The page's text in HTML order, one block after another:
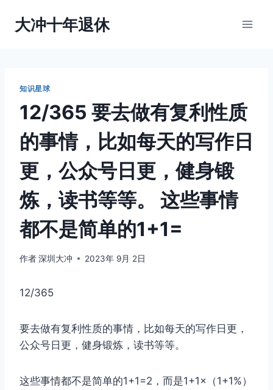
大冲十年退休
知识星球
12/365 要去做有复利性质
的事情，比如每天的写作日
更，公众号日更，健身锻
炼，读书等等。 这些事情
都不是简单的1+1=
作者深圳大冲 2023年 9月 2日
12/365
要去做有复利性质的事情，比如每天的写作日更，
公众号日更，健身锻炼，读书等等。
这些事情都不是简单的1+1=2，而是1+1×（1+1%）